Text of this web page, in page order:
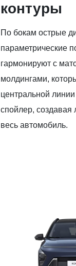
контуры
По бокам острые
параметрические
гармонируют с
молдингами,
центральной
спойлер,
весь автомобиль.